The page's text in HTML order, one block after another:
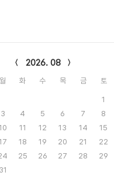
2026. 08
월 화 수 목 금 토
1
3 4 5 6 7
8
11 12 13 14
15
18 19 20 21
22
25 26 27 28
29
31